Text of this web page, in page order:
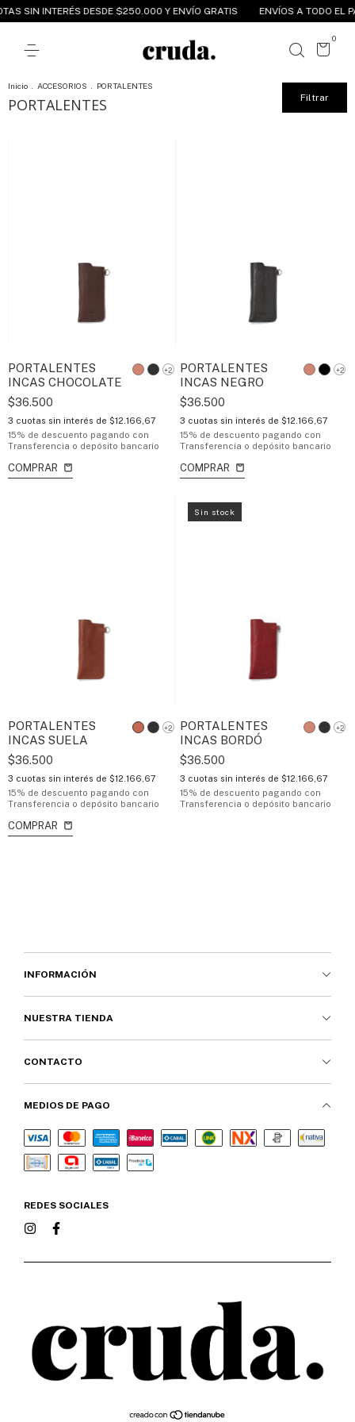
SIN INTERÉS DESDE $250.000 Y ENVÍO GRATIS ENVÍOS A TODO EL
0
Inicio ACCESORIOS PORTALENTES
PORTALENTES Filtrar
PORTALENTES
INCAS CHOCOLATE
+2
$36.500
3 cuotas sin interés de $12.166,67
15% de descuento pagando con
Transferencia o depósito bancario
COMPRAR
PORTALENTES
INCAS NEGRO
+2
$36.500
3 cuotas sin interés de $12.166,67
15% de descuento pagando con
Transferencia o depósito bancario
COMPRAR
PORTALENTES
INCAS SUELA
+2
$36.500
3 cuotas sin interés de $12.166,67
15% de descuento pagando con
Transferencia o depósito bancario
COMPRAR
Sin stock
PORTALENTES
INCAS BORDÓ
+2
$36.500
3 cuotas sin interés de $12.166,67
15% de descuento pagando con
Transferencia o depósito bancario
INFORMACIÓN
NUESTRA TIENDA
CONTACTO
MEDIOS DE PAGO
REDES SOCIALES